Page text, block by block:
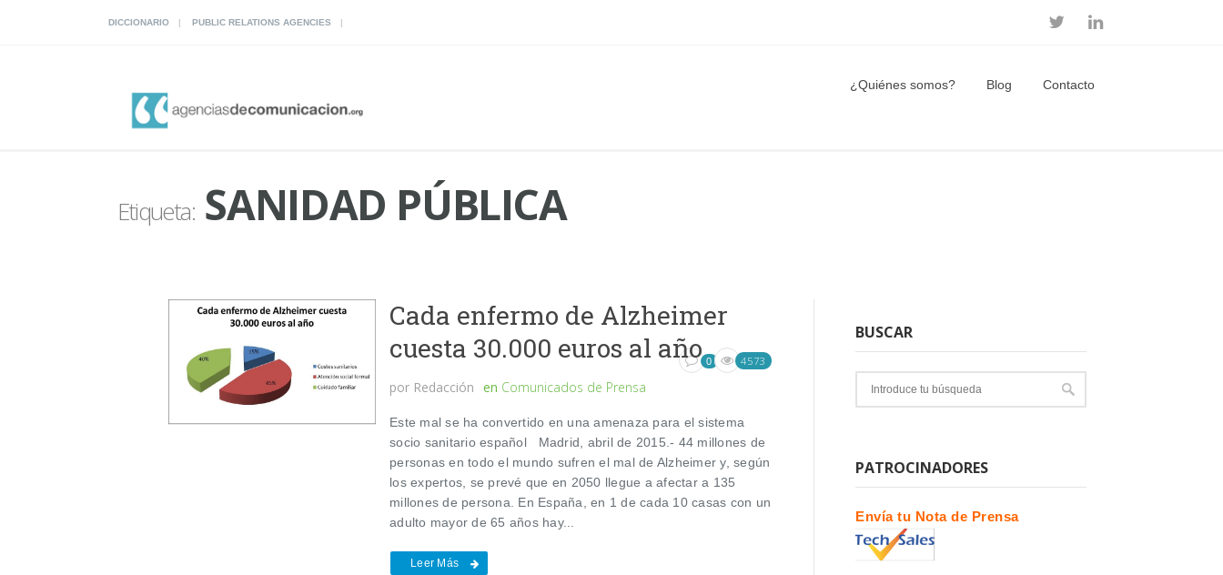
DICCIONARIO PUBLIC RELATIONS AGENCIES
¿Quiénes somos? Blog Contacto
Etiqueta:SANIDAD PÚBLICA
Cada enfermo de Alzheimer
cuesta 30.000 euros al año
por Redacción en Comunicados de Prensa
0 4573
Este mal se ha convertido en una amenaza para el sistema
socio sanitario español Madrid, abril de 2015.- 44 millones de
personas en todo el mundo sufren el mal de Alzheimer y, según
los expertos, se prevé que en 2050 llegue a afectar a 135
millones de persona. En España, en 1 de cada 10 casas con un
adulto mayor de 65 años hay...
Leer Más
BUSCAR
PATROCINADORES
Envía tu Nota de Prensa